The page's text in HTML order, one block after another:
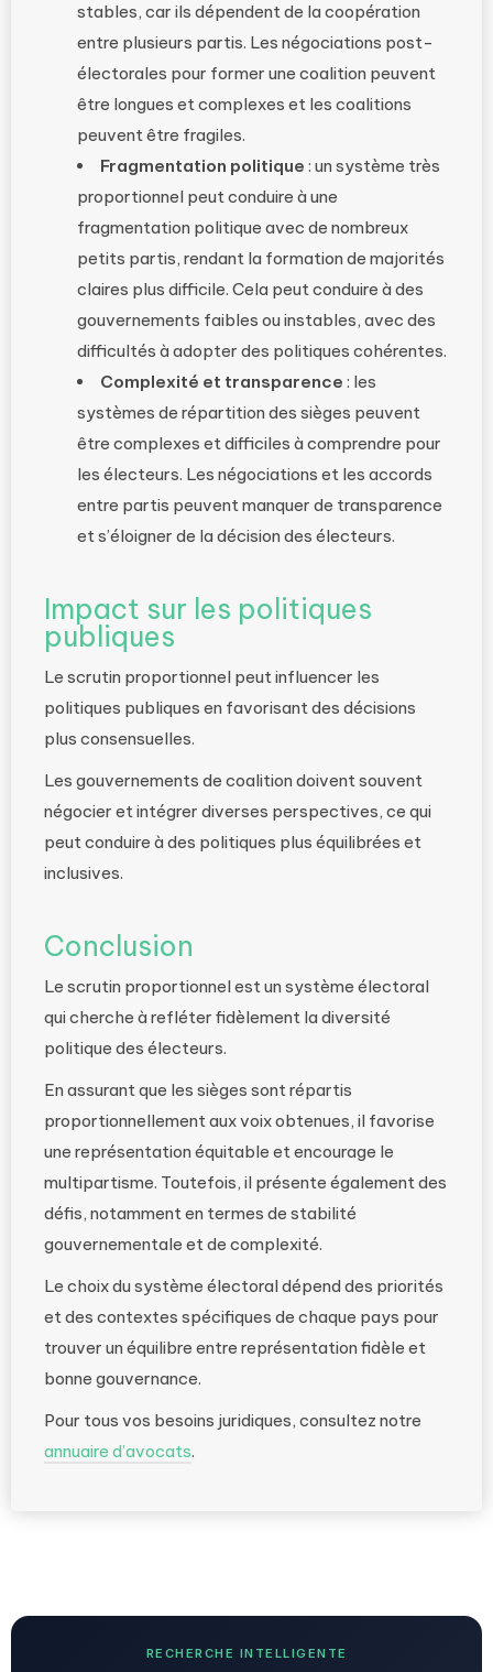
stables, car ils dépendent de la coopération
entre plusieurs partis. Les négociations post-
électorales pour former une coalition peuvent
être longues et complexes et les coalitions
peuvent être fragiles.
Fragmentation politique : un système très
proportionnel peut conduire à une
fragmentation politique avec de nombreux
petits partis, rendant la formation de majorités
claires plus difficile. Cela peut conduire à des
gouvernements faibles ou instables, avec des
difficultés à adopter des politiques cohérentes.
Complexité et transparence : les
systèmes de répartition des sièges peuvent
être complexes et difficiles à comprendre pour
les électeurs. Les négociations et les accords
entre partis peuvent manquer de transparence
et s’éloigner de la décision des électeurs.
Impact sur les politiques
publiques
Le scrutin proportionnel peut influencer les
politiques publiques en favorisant des décisions
plus consensuelles.
Les gouvernements de coalition doivent souvent
négocier et intégrer diverses perspectives, ce qui
peut conduire à des politiques plus équilibrées et
inclusives.
Conclusion
Le scrutin proportionnel est un système électoral
qui cherche à refléter fidèlement la diversité
politique des électeurs.
En assurant que les sièges sont répartis
proportionnellement aux voix obtenues, il favorise
une représentation équitable et encourage le
multipartisme. Toutefois, il présente également des
défis, notamment en termes de stabilité
gouvernementale et de complexité.
Le choix du système électoral dépend des priorités
et des contextes spécifiques de chaque pays pour
trouver un équilibre entre représentation fidèle et
bonne gouvernance.
Pour tous vos besoins juridiques, consultez notre
annuaire d’avocats.
RECHERCHE INTELLIGENTE